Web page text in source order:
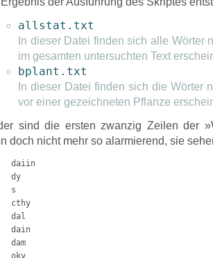
allstat.txt
In dieser Datei finden sich alle Wörter
im gesamten untersuchten Text
bplant.txt
In dieser Datei finden sich die Wörter
vor einer gezeichneten Pflanze
sind die ersten zwanzig Zeilen der
doch nicht mehr so alarmierend, sie
daiin
dy
s
cthy
dal
dain
dam
oky